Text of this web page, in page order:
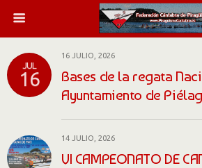
JUL
16
16 JULIO, 2026
Bases de la regata
Ayuntamiento de
14 JULIO, 2026
VI CAMPEONATO DE